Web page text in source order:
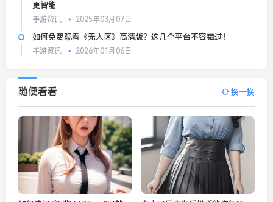
更智能
手游资讯 2025年03月07日
如何免费观看《无人区》高清版？这几个平台不容错过！
手游资讯 2026年01月06日
随便看看 换一换